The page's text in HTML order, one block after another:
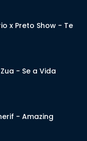
x Preto Show - Te
- Se a Vida
- Amazing